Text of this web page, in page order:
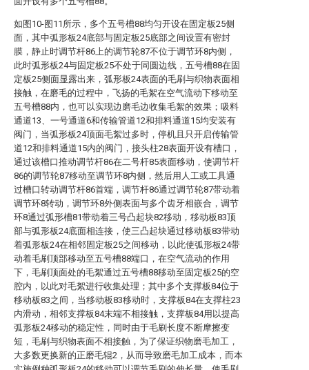
如图10-图11所示，多个五号槽88均匀开设在固定板25侧
面，其中弧形板24底部与固定板25底部之间设置有密封
膜，静止时调节杆86上的调节轮87不位于调节环8内侧，
此时弧形板24与固定板25不处于同圆边线，五号槽88在固
定板25侧面显露出来，弧形板24表面的毛刷与织物表面相
接触，在磨毛的过程中，飞扬的毛絮在空气流动下移动至
五号槽88内，也可以实现边磨毛边收集毛絮的效果；吸料
通道13、一号通道6和传输管道12和排料通道15均安装有
阀门，当弧形板24顶面毛絮过多时，停机且只开启传输管
道12和排料通道15内的阀门，接头柱28表面开设有槽口，
通过该槽口推动调节杆86在二号杆85表面移动，使调节杆
86的调节轮87移动至调节环8内侧，然后用人工或工具通
过槽口转动调节杆86首端，调节杆86通过调节轮87带动着
调节环8转动，调节环8外侧表面与多个齿牙相嵌合，调节
环8通过弧形槽81带动着三号凸起块82移动，移动板83顶
部与弧形板24底面相连接，使三凸起块通过移动板83带动
着弧形板24在相邻固定板25之间移动，以此使弧形板24带
动着毛刷顶部移动至五号槽88端口，在空气流动的作用
下，毛刷顶面处的毛絮通过五号槽88移动至固定板25的空
腔内，以此对毛絮进行收集处理；其中多个支撑板84位于
移动板83之间，当移动板83移动时，支撑板84在支撑柱23
内滑动，相邻支撑板84末端不相接触，支撑板84用以提高
弧形板24移动的稳定性，同时由于毛刷长度不断摩擦变
短，毛刷与织物表面不相接触，为了保证织物磨毛加工，
大多数更换新的正磨毛辊2，从而导致磨毛加工成本，而本